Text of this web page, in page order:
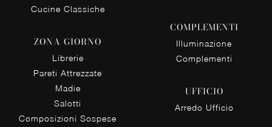
Cucine Classiche
ZONA GIORNO
Librerie
Pareti Attrezzate
Madie
Salotti
Composizioni Sospese
COMPLEMENTI
Illuminazione
Complementi
UFFICIO
Arredo Ufficio